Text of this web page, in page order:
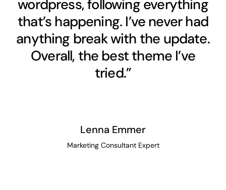
wordpress, following everything
that’s happening. I’ve never had
anything break with the update.
Overall, the best theme I’ve
tried.”
Lenna Emmer
Marketing Consultant Expert